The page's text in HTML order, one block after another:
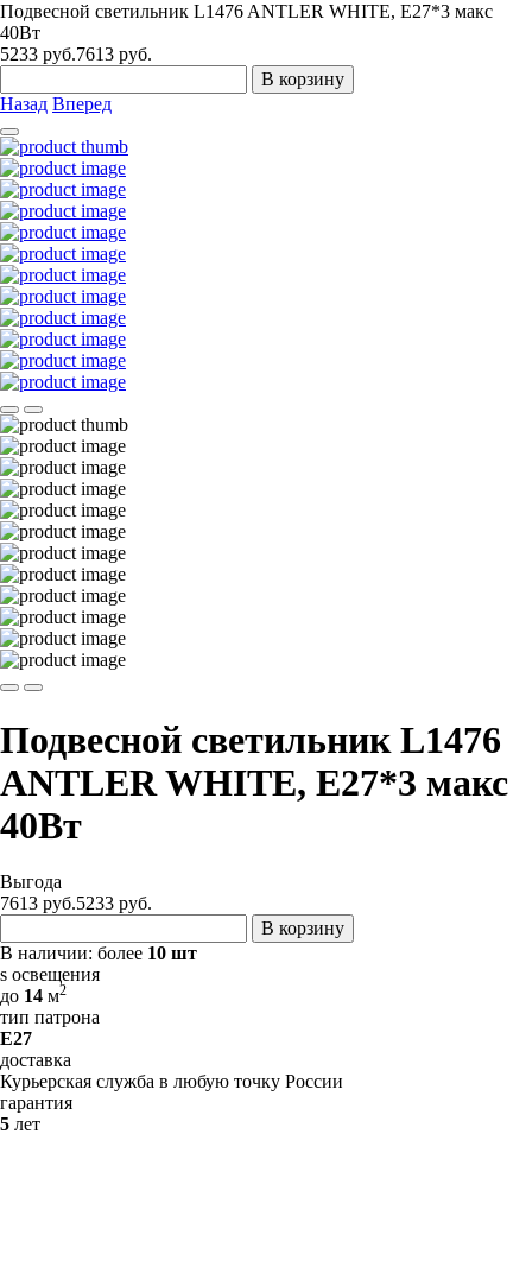
Подвесной светильник L1476 ANTLER WHITE, Е27*3 макс
40Вт
5233 руб.7613 руб.
В корзину
Назад Вперед
Подвесной светильник L1476
ANTLER WHITE, Е27*3 макс
40Вт
Выгода
7613 руб.5233 руб.
В корзину
В наличии: более 10 шт
s освещения
до 14 м2
тип патрона
E27
доставка
Курьерская служба в любую точку России
гарантия
5 лет